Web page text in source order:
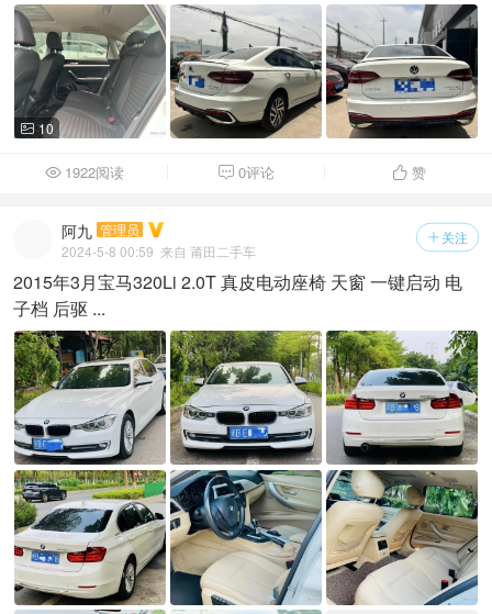
 10
 1922阅读  0评论  赞
 关注
阿九 管理员
2024-5-8 00:59 来自 莆田二手车
2015年3月宝马320Li 2.0T 真皮电动座椅 天窗 一键启动 电
子档 后驱 ...